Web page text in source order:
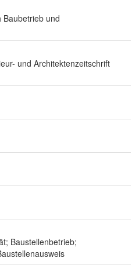
Baubetrieb und
und Architektenzeitschrift
Baustellenbetrieb;